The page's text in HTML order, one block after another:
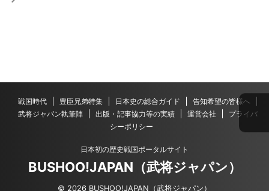
戦国時代 豊臣兄弟特集 日本史の総合ガイド
告知希望の皆様へ
武将ジャパン執筆陣
出版・記事協力等の実績 運営会社
プライバ
シーポリシー
日本初の歴史戦国ポータルサイト
BUSHOO!JAPAN（武将ジャパン）
© 2026 BUSHOO!JAPAN（武将ジャパン）